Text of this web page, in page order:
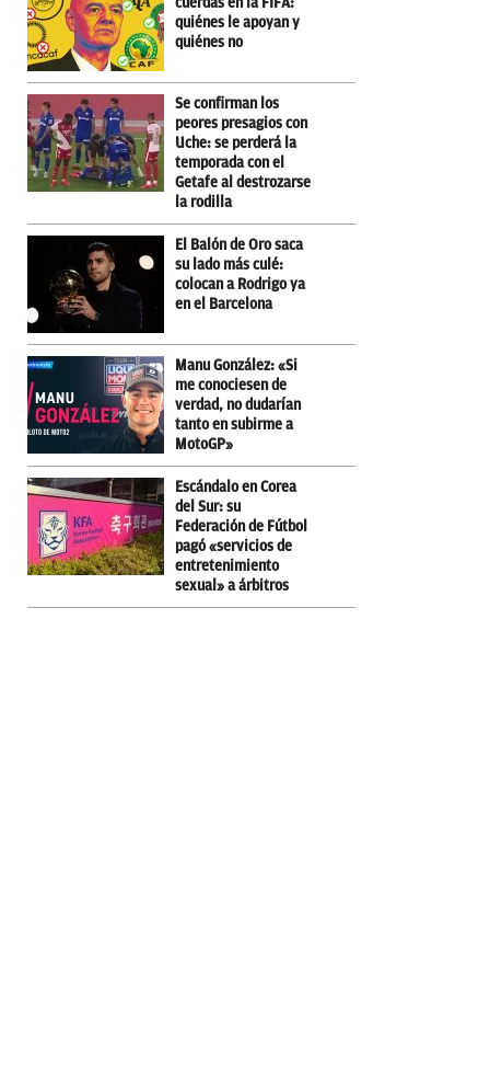
quiénes le apoyan y
quiénes no
Se confirman los
peores presagios con
Uche: se perderá la
temporada con el
Getafe al destrozarse
la rodilla
El Balón de Oro saca
su lado más culé:
colocan a Rodrigo ya
en el Barcelona
Manu González: «Si
me conociesen de
verdad, no dudarían
tanto en subirme a
MotoGP»
Escándalo en Corea
del Sur: su
Federación de Fútbol
pagó «servicios de
entretenimiento
sexual» a árbitros